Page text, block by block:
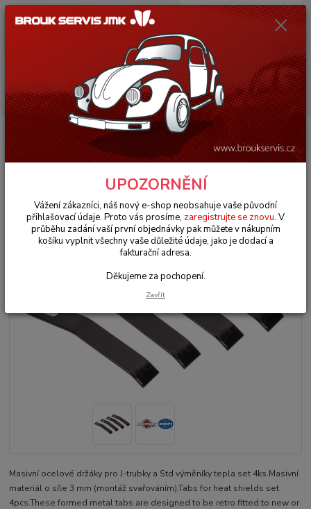
Menu
Hledat
(Po-Pá, 9-18 hod.)
0ks
za0 Kč
Úvod VW Brouk Typ 1 (1938 » 03)
Motory & díly (Engines & parts)
Výfuky sportovní (Exhausts sports)
Držáky J-trubky/výfuk - Typ 1/3 motory
(» 2003)
Držáky J-trubky/výfuk - Typ 1/3
motory (» 2003)
Masivní ocelové držáky pro J-trubky a Std výměníky tepla set 4ks.Masivní
materiál o síle 3 mm (montáž svařováním).Tabs for heat shields set
4pcs.These formed metal tabs are designed to be retro fitted to new or
UPOZORNĚNÍ
Vážení zákazníci, náš nový e-shop neobsahuje vaše původní
přihlašovací údaje. Proto vás prosíme, zaregistrujte se znovu. V
průběhu zadání vaší první objednávky pak můžete v nákupním
košíku vyplnit všechny vaše důležité údaje, jako je dodací a
fakturační adresa.
Děkujeme za pochopení.
Zavřít